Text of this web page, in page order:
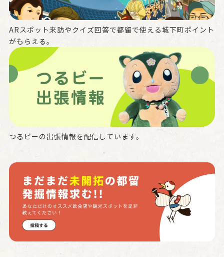
ARスポット来訪やクイズ回答で都留で使える城下町ポイント
がもらえる。
つるビーの出張情報を配信しています。